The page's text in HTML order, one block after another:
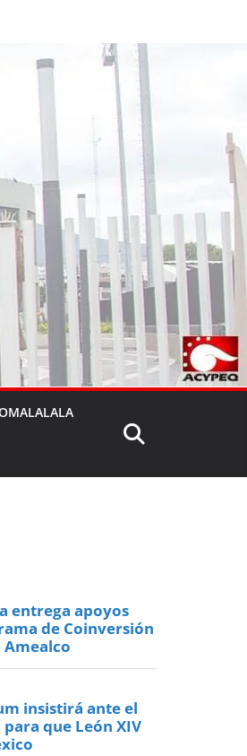
entrega apoyos
de Coinversión
Amealco
insistirá ante el
que León XIV